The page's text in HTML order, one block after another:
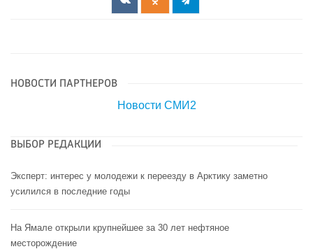
НОВОСТИ ПАРТНЕРОВ
Новости СМИ2
ВЫБОР РЕДАКЦИИ
Эксперт: интерес у молодежи к переезду в Арктику заметно
усилился в последние годы
На Ямале открыли крупнейшее за 30 лет нефтяное
месторождение